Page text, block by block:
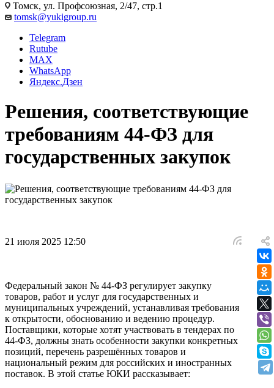
Томск, ул. Профсоюзная, 2/47, стр.1
tomsk@yukigroup.ru
Telegram
Rutube
MAX
WhatsApp
Яндекс.Дзен
Решения, соответствующие
требованиям 44-ФЗ для
государственных закупок
21 июля 2025 12:50
Федеральный закон № 44-ФЗ регулирует закупку
товаров, работ и услуг для государственных и
муниципальных учреждений, устанавливая требования
к открытости, обоснованию и ведению процедур.
Поставщики, которые хотят участвовать в тендерах по
44-ФЗ, должны знать особенности закупки конкретных
позиций, перечень разрешённых товаров и
национальный режим для российских и иностранных
поставок. В этой статье ЮКИ рассказывает: